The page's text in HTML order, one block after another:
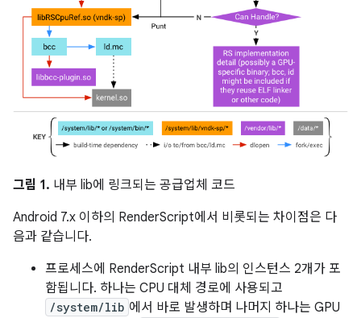
그림 1. 내부 lib에 링크되는 공급업체 코드
Android 7.x 이하의 RenderScript에서 비롯되는 차이점은 다
음과 같습니다.
프로세스에 RenderScript 내부 lib의 인스턴스 2개가 포
함됩니다. 하나는 CPU 대체 경로에 사용되고
/system/lib 에서 바로 발생하며 나머지 하나는 GPU